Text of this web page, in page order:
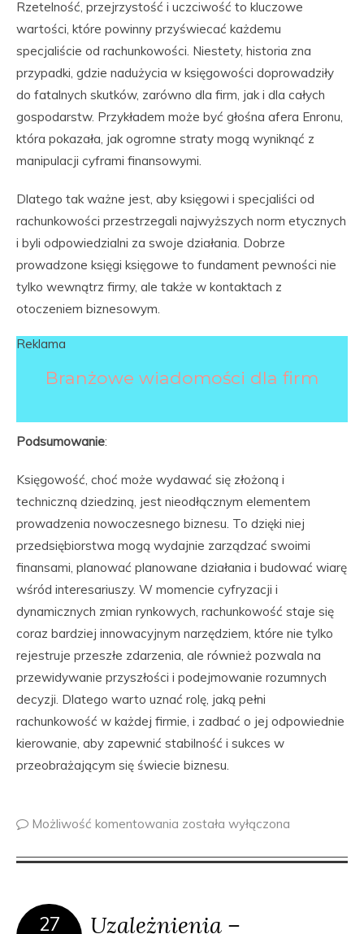
Rzetelność, przejrzystość i uczciwość to kluczowe
wartości, które powinny przyświecać każdemu
specjaliście od rachunkowości. Niestety, historia zna
przypadki, gdzie nadużycia w księgowości doprowadziły
do fatalnych skutków, zarówno dla firm, jak i dla całych
gospodarstw. Przykładem może być głośna afera Enronu,
która pokazała, jak ogromne straty mogą wyniknąć z
manipulacji cyframi finansowymi.
Dlatego tak ważne jest, aby księgowi i specjaliści od
rachunkowości przestrzegali najwyższych norm etycznych
i byli odpowiedzialni za swoje działania. Dobrze
prowadzone księgi księgowe to fundament pewności nie
tylko wewnątrz firmy, ale także w kontaktach z
otoczeniem biznesowym.
Reklama
Branżowe wiadomości dla firm
Podsumowanie:
Księgowość, choć może wydawać się złożoną i
techniczną dziedziną, jest nieodłącznym elementem
prowadzenia nowoczesnego biznesu. To dzięki niej
przedsiębiorstwa mogą wydajnie zarządzać swoimi
finansami, planować planowane działania i budować wiarę
wśród interesariuszy. W momencie cyfryzacji i
dynamicznych zmian rynkowych, rachunkowość staje się
coraz bardziej innowacyjnym narzędziem, które nie tylko
rejestruje przeszłe zdarzenia, ale również pozwala na
przewidywanie przyszłości i podejmowanie rozumnych
decyzji. Dlatego warto uznać rolę, jaką pełni
rachunkowość w każdej firmie, i zadbać o jej odpowiednie
kierowanie, aby zapewnić stabilność i sukces w
przeobrażającym się świecie biznesu.
Możliwość komentowania została wyłączona
27 Uzależnienia –